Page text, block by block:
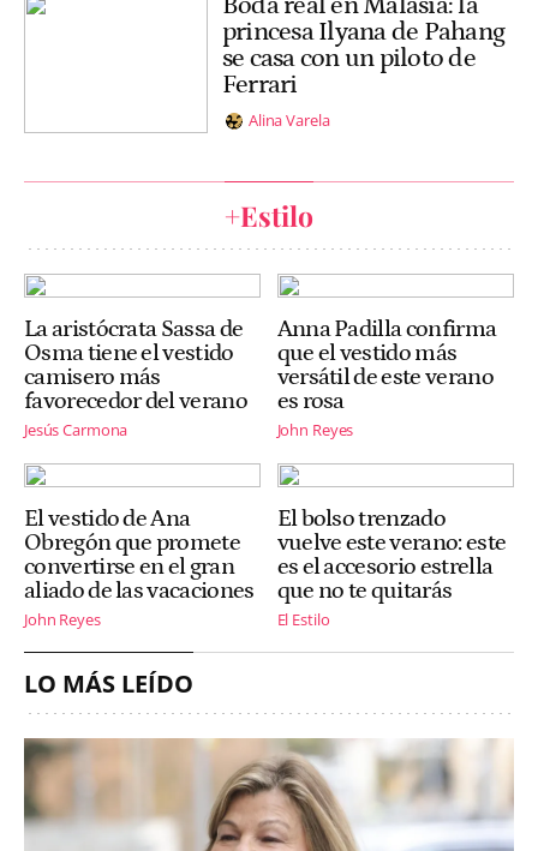
princesa Ilyana de Pahang
se casa con un piloto de
Ferrari
Alina Varela
+Estilo
La aristócrata Sassa de
Osma tiene el vestido
camisero más
favorecedor del verano
Jesús Carmona
Anna Padilla confirma
que el vestido más
versátil de este verano
es rosa
John Reyes
El vestido de Ana
Obregón que promete
convertirse en el gran
aliado de las vacaciones
John Reyes
El bolso trenzado
vuelve este verano: este
es el accesorio estrella
que no te quitarás
El Estilo
LO MÁS LEÍDO